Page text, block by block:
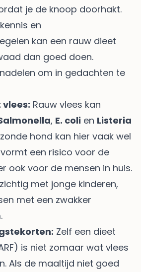
je de knoop doorhakt.
en
kan een rauw dieet
dan goed doen.
om in gedachten te
Rauw vlees kan
, E. coli en Listeria
hond kan hier vaak wel
een risico voor de
ook voor de mensen in huis.
met jonge kinderen,
met een zwakker
Zelf een dieet
is niet zomaar wat vlees
Als de maaltijd niet goed